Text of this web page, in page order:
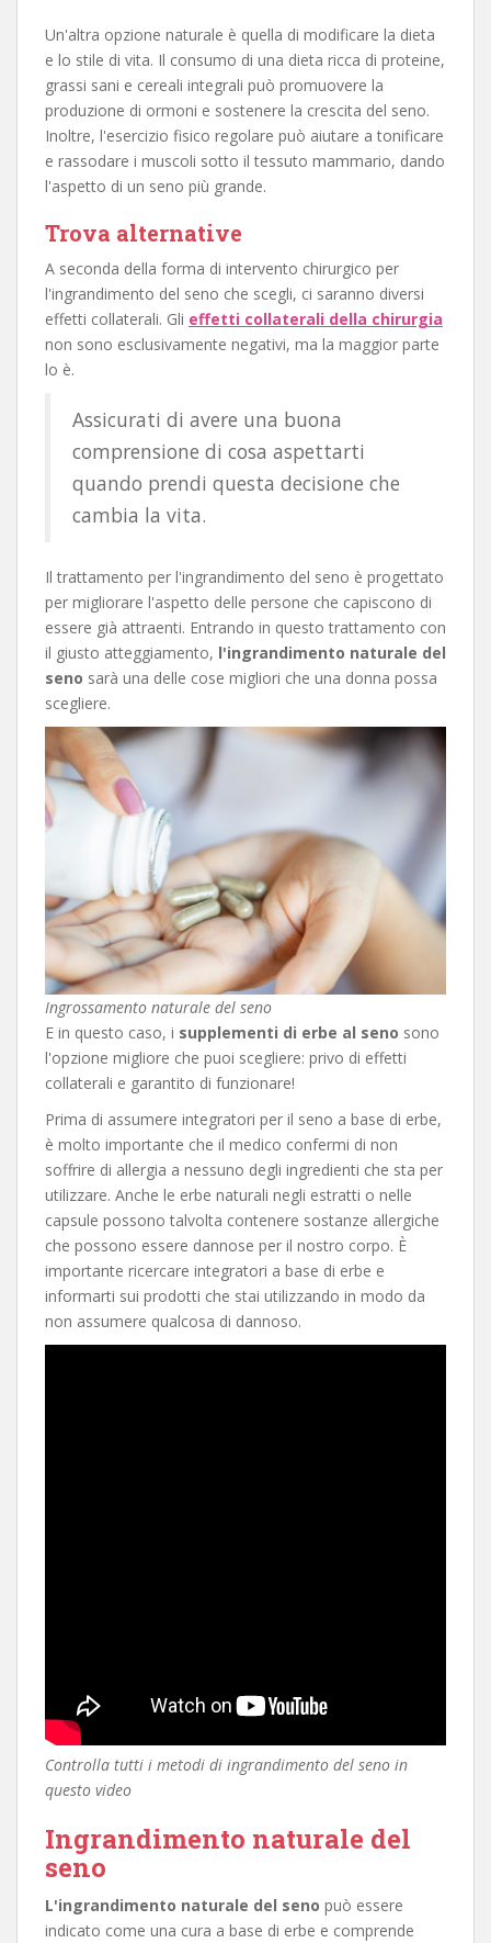
Un'altra opzione naturale è quella di modificare la dieta
e lo stile di vita. Il consumo di una dieta ricca di proteine,
grassi sani e cereali integrali può promuovere la
produzione di ormoni e sostenere la crescita del seno.
Inoltre, l'esercizio fisico regolare può aiutare a tonificare
e rassodare i muscoli sotto il tessuto mammario, dando
l'aspetto di un seno più grande.
Trova alternative
A seconda della forma di intervento chirurgico per
l'ingrandimento del seno che scegli, ci saranno diversi
effetti collaterali. Gli effetti collaterali della chirurgia
non sono esclusivamente negativi, ma la maggior parte
lo è.
Assicurati di avere una buona
comprensione di cosa aspettarti
quando prendi questa decisione che
cambia la vita.
Il trattamento per l'ingrandimento del seno è progettato
per migliorare l'aspetto delle persone che capiscono di
essere già attraenti. Entrando in questo trattamento con
il giusto atteggiamento, l'ingrandimento naturale del
seno sarà una delle cose migliori che una donna possa
scegliere.
Ingrossamento naturale del seno
E in questo caso, i supplementi di erbe al seno sono
l'opzione migliore che puoi scegliere: privo di effetti
collaterali e garantito di funzionare!
Prima di assumere integratori per il seno a base di erbe,
è molto importante che il medico confermi di non
soffrire di allergia a nessuno degli ingredienti che sta per
utilizzare. Anche le erbe naturali negli estratti o nelle
capsule possono talvolta contenere sostanze allergiche
che possono essere dannose per il nostro corpo. È
importante ricercare integratori a base di erbe e
informarti sui prodotti che stai utilizzando in modo da
non assumere qualcosa di dannoso.
Controlla tutti i metodi di ingrandimento del seno in
questo video
Ingrandimento naturale del
seno
L'ingrandimento naturale del seno può essere
indicato come una cura a base di erbe e comprende